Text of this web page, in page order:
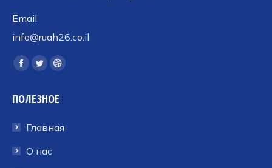
Email
info@ruah26.co.il
Ищите нас:
Страница
открывается
новом
окне
Страница
открывается
новом
окне
Страница
открывается
новом
ПОЛЕЗНОЕ
Главная
О нас